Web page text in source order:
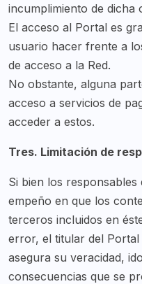
incumplimiento de dicha
El acceso al Portal es
usuario hacer frente a
de acceso a la Red.
No obstante, alguna
acceso a servicios de
acceder a estos.
Tres. Limitación de
Si bien los
empeño en que los
terceros incluidos en
error, el titular del
asegura su veracidad,
consecuencias que se